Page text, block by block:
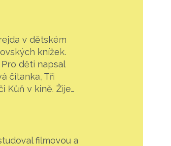
v dětském
knížek.
děti napsal
čítanka, Tři
Kůň v kině. Žije…
filmovou a